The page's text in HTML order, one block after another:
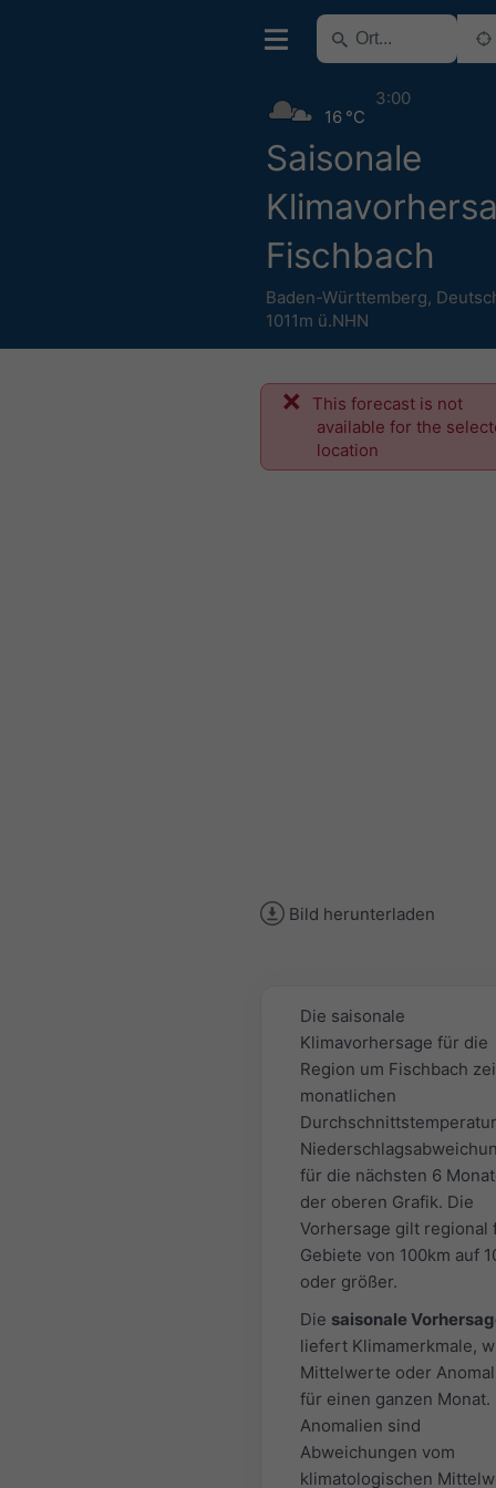
Saisonale
Fischbach
Baden-Württemberg,
1011m ü.NHN
16 °C
3:00
This forecast is not
available for the
location
Bild herunterladen
Die saisonale
Klimavorhersage für die
Region um Fischbach
monatlichen
für die nächsten 6
der oberen Grafik. Die
Vorhersage gilt regional
Gebiete von 100km auf
oder größer.
Die saisonale
liefert Klimamerkmale,
Mittelwerte oder
für einen ganzen Monat.
Anomalien sind
Abweichungen vom
klimatologischen